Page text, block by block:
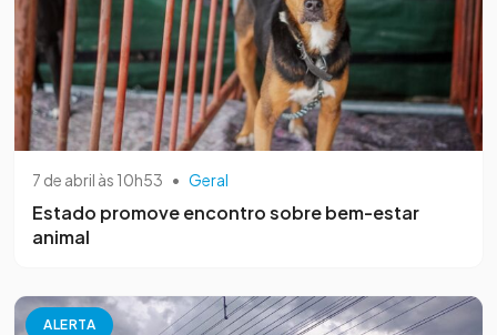
7 de abril às 10h53 • Geral
Estado promove encontro sobre bem-estar
animal
ALERTA